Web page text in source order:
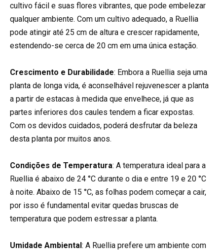
cultivo fácil e suas flores vibrantes, que pode embelezar
qualquer ambiente. Com um cultivo adequado, a Ruellia
pode atingir até 25 cm de altura e crescer rapidamente,
estendendo-se cerca de 20 cm em uma única estação.
Crescimento e Durabilidade: Embora a Ruellia seja uma
planta de longa vida, é aconselhável rejuvenescer a planta
a partir de estacas à medida que envelhece, já que as
partes inferiores dos caules tendem a ficar expostas.
Com os devidos cuidados, poderá desfrutar da beleza
desta planta por muitos anos.
Condições de Temperatura: A temperatura ideal para a
Ruellia é abaixo de 24 °C durante o dia e entre 19 e 20 °C
à noite. Abaixo de 15 °C, as folhas podem começar a cair,
por isso é fundamental evitar quedas bruscas de
temperatura que podem estressar a planta.
Umidade Ambiental : A Ruellia prefere um ambiente com